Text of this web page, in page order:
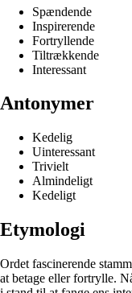
Spændende
Inspirerende
Fortryllende
Tiltrækkende
Interessant
Antonymer
Kedelig
Uinteressant
Trivielt
Almindeligt
Kedeligt
Etymologi
Ordet fascinerende
at betage eller fortrylle.